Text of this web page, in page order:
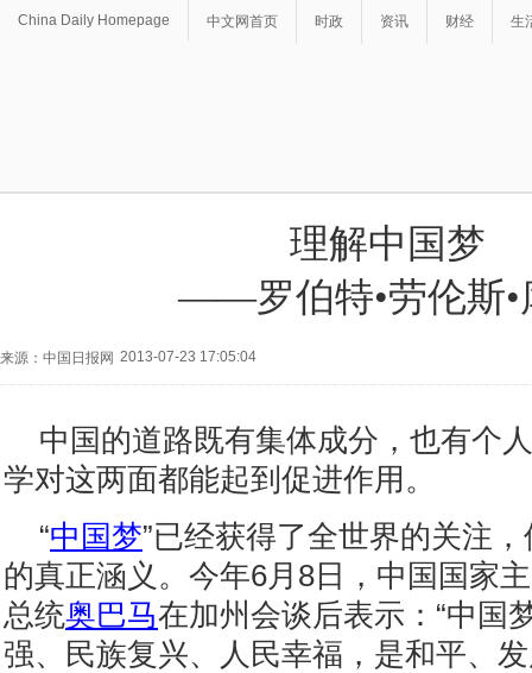
China Daily Homepage 中文网首页 时政 资讯 财经 生
理解中国梦
——罗伯特•劳伦斯•
来源：中国日报网 2013-07-23 17:05:04
中国的道路既有集体成分，也有个
学对这两面都能起到促进作用。
“中国梦”已经获得了全世界的关注
的真正涵义。今年6月8日，中国国家
总统奥巴马在加州会谈后表示：“中国
强、民族复兴、人民幸福，是和平、